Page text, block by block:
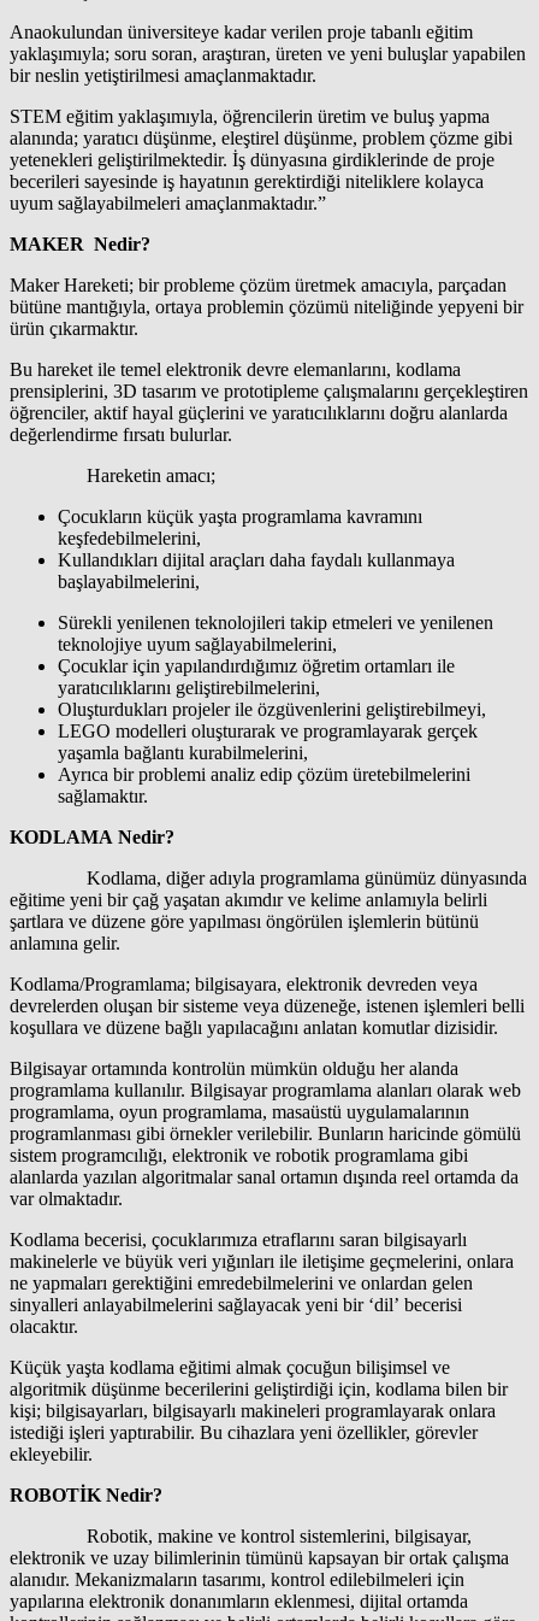
Anaokulundan üniversiteye kadar verilen proje tabanlı eğitim
yaklaşımıyla; soru soran, araştıran, üreten ve yeni buluşlar yapabilen
bir neslin yetiştirilmesi amaçlanmaktadır.
STEM eğitim yaklaşımıyla, öğrencilerin üretim ve buluş yapma
alanında; yaratıcı düşünme, eleştirel düşünme, problem çözme gibi
yetenekleri geliştirilmektedir. İş dünyasına girdiklerinde de proje
becerileri sayesinde iş hayatının gerektirdiği niteliklere kolayca
uyum sağlayabilmeleri amaçlanmaktadır.”
MAKER Nedir?
Maker Hareketi; bir probleme çözüm üretmek amacıyla, parçadan
bütüne mantığıyla, ortaya problemin çözümü niteliğinde yepyeni bir
ürün çıkarmaktır.
Bu hareket ile temel elektronik devre elemanlarını, kodlama
prensiplerini, 3D tasarım ve prototipleme çalışmalarını gerçekleştiren
öğrenciler, aktif hayal güçlerini ve yaratıcılıklarını doğru alanlarda
değerlendirme fırsatı bulurlar.
Hareketin amacı;
Çocukların küçük yaşta programlama kavramını
keşfedebilmelerini,
Kullandıkları dijital araçları daha faydalı kullanmaya
başlayabilmelerini,
Sürekli yenilenen teknolojileri takip etmeleri ve yenilenen
teknolojiye uyum sağlayabilmelerini,
Çocuklar için yapılandırdığımız öğretim ortamları ile
yaratıcılıklarını geliştirebilmelerini,
Oluşturdukları projeler ile özgüvenlerini geliştirebilmeyi,
LEGO modelleri oluşturarak ve programlayarak gerçek
yaşamla bağlantı kurabilmelerini,
Ayrıca bir problemi analiz edip çözüm üretebilmelerini
sağlamaktır.
KODLAMA Nedir?
Kodlama, diğer adıyla programlama günümüz dünyasında
eğitime yeni bir çağ yaşatan akımdır ve kelime anlamıyla belirli
şartlara ve düzene göre yapılması öngörülen işlemlerin bütünü
anlamına gelir.
Kodlama/Programlama; bilgisayara, elektronik devreden veya
devrelerden oluşan bir sisteme veya düzeneğe, istenen işlemleri belli
koşullara ve düzene bağlı yapılacağını anlatan komutlar dizisidir.
Bilgisayar ortamında kontrolün mümkün olduğu her alanda
programlama kullanılır. Bilgisayar programlama alanları olarak web
programlama, oyun programlama, masaüstü uygulamalarının
programlanması gibi örnekler verilebilir. Bunların haricinde gömülü
sistem programcılığı, elektronik ve robotik programlama gibi
alanlarda yazılan algoritmalar sanal ortamın dışında reel ortamda da
var olmaktadır.
Kodlama becerisi, çocuklarımıza etraflarını saran bilgisayarlı
makinelerle ve büyük veri yığınları ile iletişime geçmelerini, onlara
ne yapmaları gerektiğini emredebilmelerini ve onlardan gelen
sinyalleri anlayabilmelerini sağlayacak yeni bir ‘dil’ becerisi
olacaktır.
Küçük yaşta kodlama eğitimi almak çocuğun bilişimsel ve
algoritmik düşünme becerilerini geliştirdiği için, kodlama bilen bir
kişi; bilgisayarları, bilgisayarlı makineleri programlayarak onlara
istediği işleri yaptırabilir. Bu cihazlara yeni özellikler, görevler
ekleyebilir.
ROBOTİK Nedir?
Robotik, makine ve kontrol sistemlerini, bilgisayar,
elektronik ve uzay bilimlerinin tümünü kapsayan bir ortak çalışma
alanıdır. Mekanizmaların tasarımı, kontrol edilebilmeleri için
yapılarına elektronik donanımların eklenmesi, dijital ortamda